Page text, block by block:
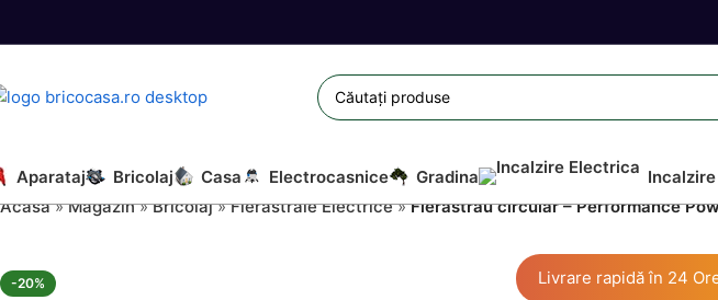
Aparataj Bricolaj Casa Electrocasnice Gradina
Acasă»Magazin»Bricolaj»Fierastraie Electrice»Fierastrau circular – Performance
-20% Livrare rapidă în 24